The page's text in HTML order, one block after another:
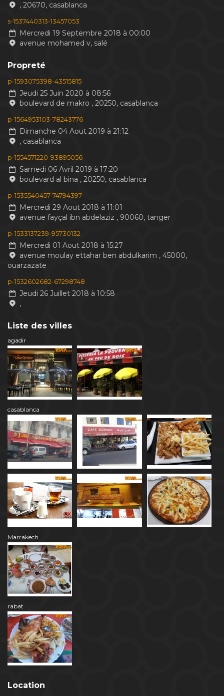
, 20670, casablanca
s-1537440313-13457053
Mercredi 19 Septembre 2018 à 00:00
avenue mohamed v, salé
Propreté
p-1593075398-43515815
Jeudi 25 Juin 2020 à 08:56
boulevard de makro , 20250, casablanca
p-1564953103-78243776
Dimanche 04 Aout 2019 à 21:12
, casablanca
p-1554571220-93895056
Samedi 06 Avril 2019 à 17:20
boulevard al bina , 20250, casablanca
p-1535540457-74794397
Mercredi 29 Aout 2018 à 11:01
avenue fayçal ibn abdelaziz , 90060, tanger
p-1533137239-95730132
Mercredi 01 Aout 2018 à 15:27
avenue moulay ettahar ben abdulkarim , 45000,
ouarzazate
p-1532602682-67298748
Jeudi 26 Juillet 2018 à 10:58
,
Liste des villes
agadir
casablanca
Marrakech
rabat
Location